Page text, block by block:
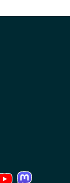
Fenster)
ein neues Fenster)
öffnet ein neues
(Link öffnet ein